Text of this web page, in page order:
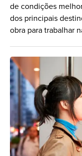
de condições
dos principais
obra para trabalhar